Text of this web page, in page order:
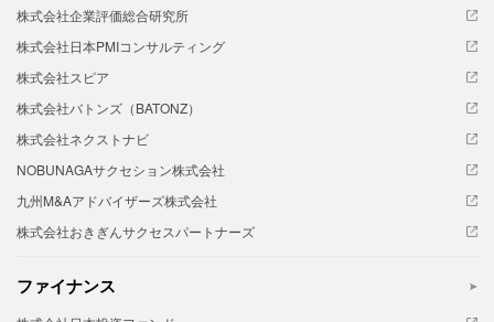
株式会社企業評価総合研究所
株式会社日本PMIコンサルティング
株式会社スピア
株式会社バトンズ（BATONZ）
株式会社ネクストナビ
NOBUNAGAサクセション株式会社
九州M&Aアドバイザーズ株式会社
株式会社おきぎんサクセスパートナーズ
ファイナンス